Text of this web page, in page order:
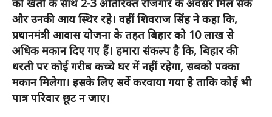
को खेती के साथ 2-3 अतिरिक्त रोजगार के अवसर मिल सकें
और उनकी आय स्थिर रहे। वहीं शिवराज सिंह ने कहा कि,
प्रधानमंत्री आवास योजना के तहत बिहार को 10 लाख से
अधिक मकान दिए गए हैं। हमारा संकल्प है कि, बिहार की
धरती पर कोई गरीब कच्चे घर में नहीं रहेगा, सबको पक्का
मकान मिलेगा। इसके लिए सर्वे करवाया गया है ताकि कोई भी
पात्र परिवार छूट न जाए।